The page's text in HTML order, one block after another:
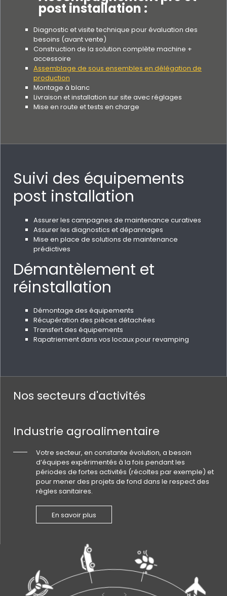
post installation :
Diagnostic et visite technique pour évaluation des
besoins (avant vente)
Construction de la solution complète machine +
accessoire
Assemblage de sous ensembles en délégation de
production
Montage à blanc
Livraison et installation sur site avec réglages
Mise en route et tests en charge
Suivi des équipements
post installation
Assurer les campagnes de maintenance curatives
Assurer les diagnostics et dépannages
Mise en place de solutions de maintenance
prédictives
Démantèlement et
réinstallation
Démontage des équipements
Récupération des pièces détachées
Transfert des équipements
Rapatriement dans vos locaux pour revamping
Nos secteurs d'activités
Industrie agroalimentaire
Votre secteur, en constante évolution, a besoin
d’équipes expérimentés à la fois pendant les
périodes de fortes activités (récoltes par exemple) et
pour mener des projets de fond dans le respect des
règles sanitaires.
En savoir plus